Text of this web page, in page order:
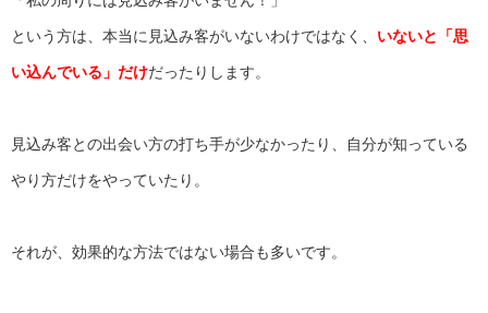
という方は、本当に見込み客がいないわけではなく、 いないと「思
い込んでいる」だけだったりします。
見込み客との出会い方の打ち手が少なかったり、 自分が知っている
やり方だけをやっていたり。
それが、効果的な方法ではない場合も多いです。